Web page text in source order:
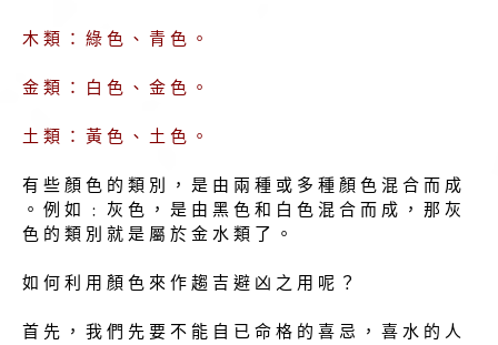
木 類 ： 綠 色 、 青 色 。
金 類 ： 白 色 、 金 色 。
土 類 ： 黃 色 、 土 色 。
有 些 顏 色 的 類 別 ， 是 由 兩 種 或 多 種 顏 色 混 合 而 成
。 例 如 ﹕ 灰 色 ， 是 由 黑 色 和 白 色 混 合 而 成 ， 那 灰
色 的 類 別 就 是 屬 於 金 水 類 了 。
如 何 利 用 顏 色 來 作 趨 吉 避 凶 之 用 呢 ？
首 先 ， 我 們 先 要 不 能 自 已 命 格 的 喜 忌 ， 喜 水 的 人